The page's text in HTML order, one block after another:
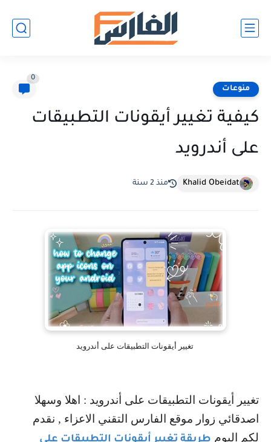
منوعات
0
كيفية تغيير أيقونات التطبيقات
على أندرويد
Khalid Obeidat منذ 2 سنة
تغيير أيقونات التطبيقات على أندرويد
تغيير أيقونات التطبيقات على أندرويد : اهلا وسهلا
اصدقائي زوار موقع الفارس التقني الاعزاء , نقدم
لكم اليوم